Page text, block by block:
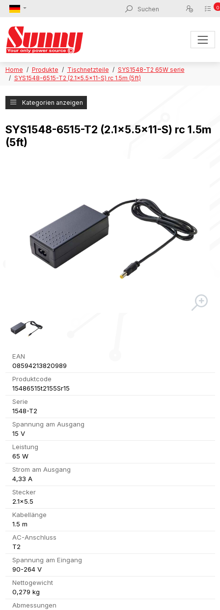
0
Home Produkte Tischnetzteile
SYS1548-T2 65W serie
SYS1548-6515-T2 (2.1x5.5x11-S) rc 1.5m (5ft)
Kategorien anzeigen
SYS1548-6515-T2 (2.1x5.5x11-S) rc 1.5m
(5ft)
EAN
08594213820989
Produktcode
15486515t2155Sr15
Serie
1548-T2
Spannung am Ausgang
15 V
Leistung
65 W
Strom am Ausgang
4,33 A
Stecker
2.1x5.5
Kabellänge
1.5 m
AC-Anschluss
T2
Spannung am Eingang
90-264 V
Nettogewicht
0,279 kg
Abmessungen